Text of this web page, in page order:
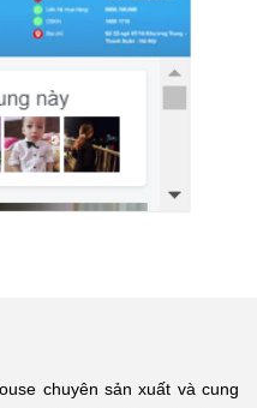
chuyên sản xuất và cung